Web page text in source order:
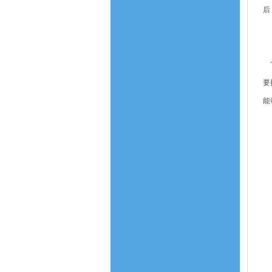
要
能